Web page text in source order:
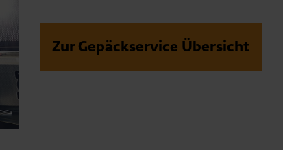
Zur Gepäckservice Übersicht